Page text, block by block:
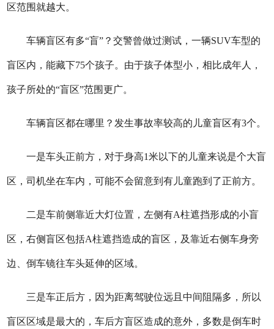
区范围就越大。
车辆盲区有多“盲”？交警曾做过测试，一辆SUV车型的
盲区内，能藏下75个孩子。由于孩子体型小，相比成年人，
孩子所处的“盲区”范围更广。
车辆盲区都在哪里？发生事故率较高的儿童盲区有3个。
一是车头正前方，对于身高1米以下的儿童来说是个大盲
区，司机坐在车内，可能不会留意到有儿童跑到了正前方。
二是车前侧靠近大灯位置，左侧有A柱遮挡形成的小盲
区，右侧盲区包括A柱遮挡造成的盲区，及靠近右侧车身旁
边、倒车镜往车头延伸的区域。
三是车正后方，因为距离驾驶位远且中间阻隔多，所以
盲区区域是最大的，车后方盲区造成的意外，多数是倒车时